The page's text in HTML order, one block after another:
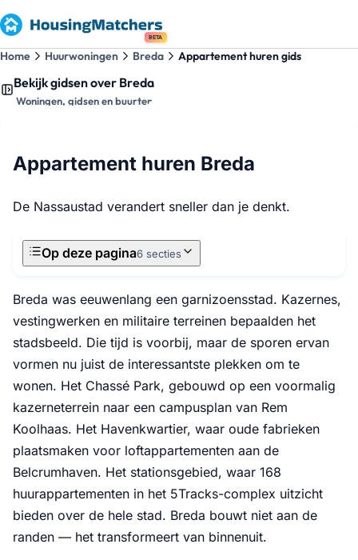
BETA
Home Huurwoningen Breda Appartement huren gids
Bekijk gidsen over Breda
Woningen, gidsen en buurten
Appartement huren Breda
De Nassaustad verandert sneller dan je denkt.
Op deze pagina6 secties
Breda was eeuwenlang een garnizoensstad. Kazernes,
vestingwerken en militaire terreinen bepaalden het
stadsbeeld. Die tijd is voorbij, maar de sporen ervan
vormen nu juist de interessantste plekken om te
wonen. Het Chassé Park, gebouwd op een voormalig
kazerneterrein naar een campusplan van Rem
Koolhaas. Het Havenkwartier, waar oude fabrieken
plaatsmaken voor loftappartementen aan de
Belcrumhaven. Het stationsgebied, waar 168
huurappartementen in het 5Tracks-complex uitzicht
bieden over de hele stad. Breda bouwt niet aan de
randen — het transformeert van binnenuit.